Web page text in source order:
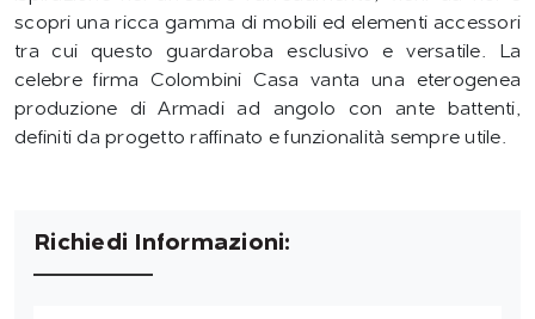
scopri una ricca gamma di mobili ed elementi accessori
tra cui questo guardaroba esclusivo e versatile. La
celebre firma Colombini Casa vanta una eterogenea
produzione di Armadi ad angolo con ante battenti,
definiti da progetto raffinato e funzionalità sempre utile.
Richiedi Informazioni: